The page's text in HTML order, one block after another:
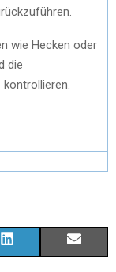
wie Hecken oder
die